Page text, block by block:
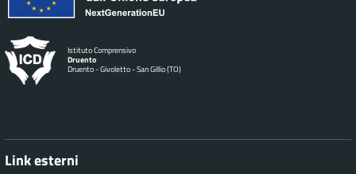
Istituto Comprensivo
Druento
Druento - Givoletto - San Gillio (TO)
Link esterni